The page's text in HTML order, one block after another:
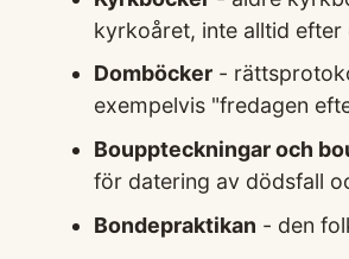
kyrkoåret, inte alltid
Domböcker-
exempelvis "fredagen
Bouppteckningar och
för datering av dödsfall
Bondepraktikan - den